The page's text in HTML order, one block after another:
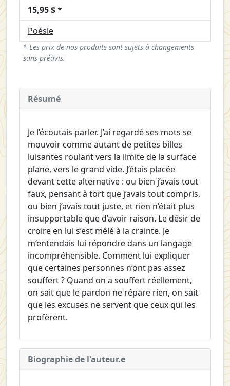
15,95 $*
Poésie
* Les prix de nos produits sont sujets à changements
sans préavis.
Résumé
Je l’écoutais parler. J’ai regardé ses mots se
mouvoir comme autant de petites billes
luisantes roulant vers la limite de la surface
plane, vers le grand vide. J’étais placée
devant cette alternative : ou bien j’avais tout
faux, pensant à tort que j’avais tout compris,
ou bien j’avais tout juste, et rien n’était plus
insupportable que d’avoir raison. Le désir de
croire en lui s’est mêlé à la crainte. Je
m’entendais lui répondre dans un langage
incompréhensible. Comment lui expliquer
que certaines personnes n’ont pas assez
souffert ? Quand on a souffert réellement,
on sait que le pardon ne répare rien, on sait
que les excuses ne servent que ceux qui les
profèrent.
Biographie de l'auteur.e